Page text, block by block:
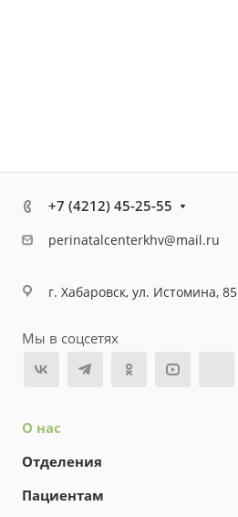
+7 (4212) 45-25-55
perinatalcenterkhv@mail.ru
г. Хабаровск, ул. Истомина, 85
Мы в соцсетях
О нас
Отделения
Пациентам